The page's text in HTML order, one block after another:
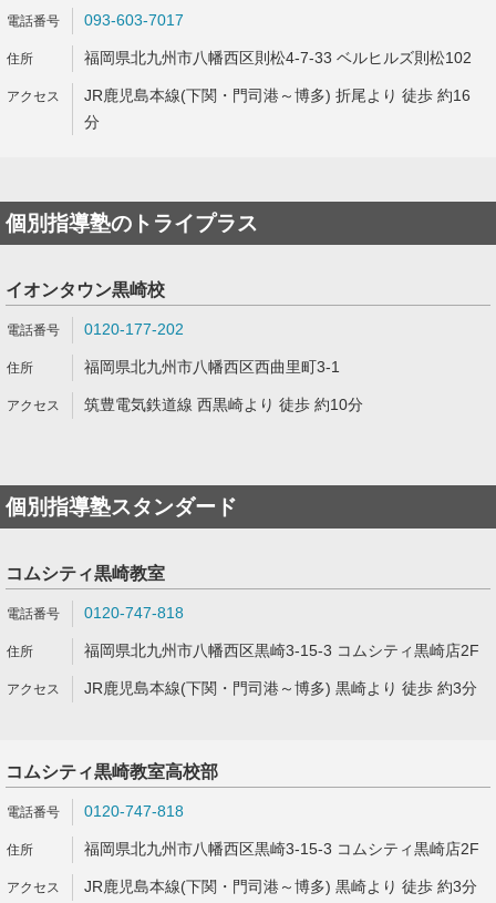
093-603-7017
福岡県北九州市八幡西区則松4-7-33 ベルヒルズ則松102
JR鹿児島本線(下関・門司港～博多) 折尾より 徒歩 約16
分
個別指導塾のトライプラス
イオンタウン黒崎校
0120-177-202
福岡県北九州市八幡西区西曲里町3-1
筑豊電気鉄道線 西黒崎より 徒歩 約10分
個別指導塾スタンダード
コムシティ黒崎教室
0120-747-818
福岡県北九州市八幡西区黒崎3-15-3 コムシティ黒崎店2F
JR鹿児島本線(下関・門司港～博多) 黒崎より 徒歩 約3分
コムシティ黒崎教室高校部
0120-747-818
福岡県北九州市八幡西区黒崎3-15-3 コムシティ黒崎店2F
JR鹿児島本線(下関・門司港～博多) 黒崎より 徒歩 約3分